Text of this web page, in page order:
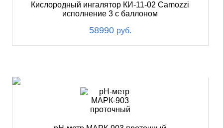
Кислородный ингалятор КИ-11-02 Camozzi
исполнение 3 с баллоном
58990 руб.